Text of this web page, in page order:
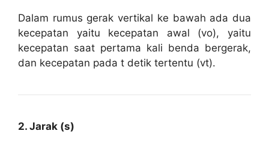
Dalam rumus gerak vertikal ke bawah ada dua
kecepatan yaitu kecepatan awal (vo), yaitu
kecepatan saat pertama kali benda bergerak,
dan kecepatan pada t detik tertentu (vt).
2. Jarak (s)